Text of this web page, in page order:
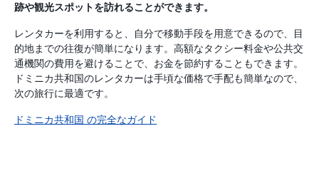
跡や観光スポットを訪れることができます。
レンタカーを利用すると、自分で移動手段を用意できるので、目
的地までの往復が簡単になります。高額なタクシー料金や公共交
通機関の費用を避けることで、お金を節約することもできます。
ドミニカ共和国のレンタカーは手頃な価格で手配も簡単なので、
次の旅行に最適です。
ドミニカ共和国 の完全なガイド